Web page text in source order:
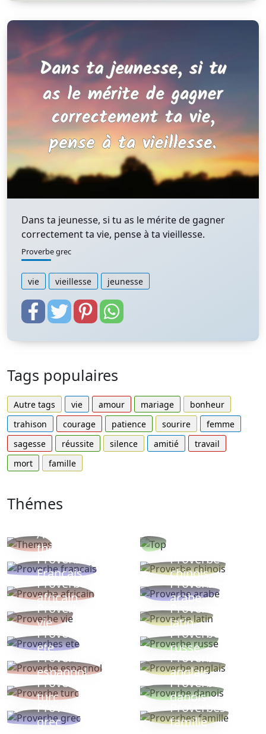
Dans ta jeunesse, si tu as le mérite de gagner
correctement ta vie, pense à ta vieillesse.
Proverbe grec
vie vieillesse jeunesse
Tags populaires
Autre tags vie amour mariage
bonheur
trahison
courage patience sourire
femme
sagesse
réussite silence amitié
travail
mort
famille
Thémes
Autres
thèmes
Proverbe
Français
Proverbe
chinois
Proverbe
africain
Proverbe
arabe
Proverbe
vie
Proverbe
latin
Proverbes
ete
Proverbe
russe
Proverbe
espagnol
Proverbe
anglais
Proverbe
turc
Proverbe
danois
Proverbe
grec
Proverbes
famille